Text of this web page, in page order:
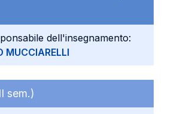
dell'insegnamento:
MUCCIARELLI
sem.)